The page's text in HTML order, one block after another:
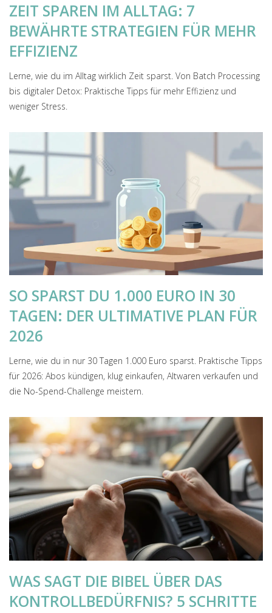
ZEIT SPAREN IM ALLTAG: 7
BEWÄHRTE STRATEGIEN FÜR MEHR
EFFIZIENZ
Lerne, wie du im Alltag wirklich Zeit sparst. Von Batch Processing
bis digitaler Detox: Praktische Tipps für mehr Effizienz und
weniger Stress.
SO SPARST DU 1.000 EURO IN 30
TAGEN: DER ULTIMATIVE PLAN FÜR
2026
Lerne, wie du in nur 30 Tagen 1.000 Euro sparst. Praktische Tipps
für 2026: Abos kündigen, klug einkaufen, Altwaren verkaufen und
die No-Spend-Challenge meistern.
WAS SAGT DIE BIBEL ÜBER DAS
KONTROLLBEDÜRFNIS? 5 SCHRITTE